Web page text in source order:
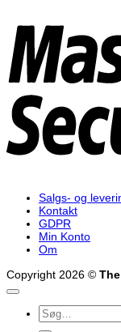
Salgs- og
Kontakt
GDPR
Min Konto
Om
Copyright 2026 ©
Søg
efter: